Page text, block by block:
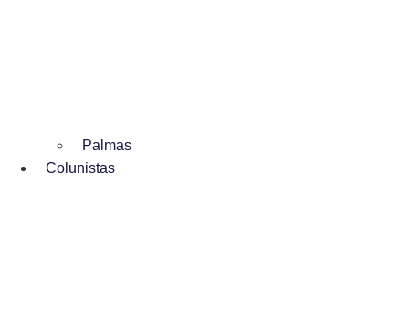
Palmas
Colunistas